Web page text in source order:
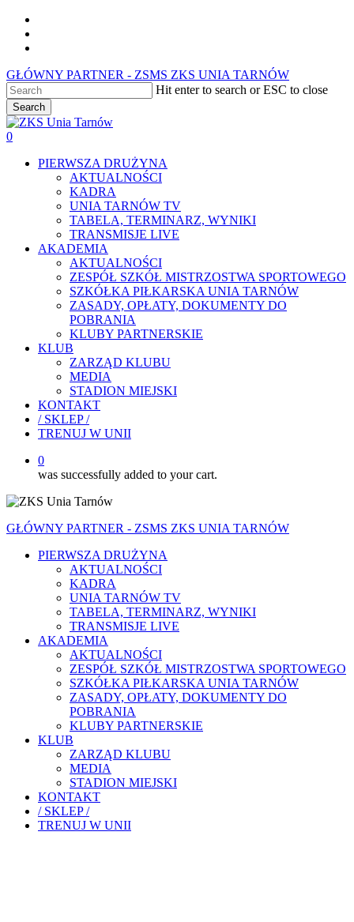
Skip
main
GŁÓWNY PARTNER - ZSMS ZKS UNIA TARNÓW
Hit enter to search or ESC to close
Search
Close
Search
0
PIERWSZA DRUŻYNA
AKTUALNOŚCI
KADRA
UNIA TARNÓW TV
TABELA, TERMINARZ, WYNIKI
TRANSMISJE LIVE
AKADEMIA
AKTUALNOŚCI
ZESPÓŁ SZKÓŁ MISTRZOSTWA SPORTOWEGO
SZKÓŁKA PIŁKARSKA UNIA TARNÓW
ZASADY, OPŁATY, DOKUMENTY DO
POBRANIA
KLUBY PARTNERSKIE
KLUB
ZARZĄD KLUBU
MEDIA
STADION MIEJSKI
KONTAKT
/ SKLEP /
TRENUJ W UNII
0
was successfully added to your cart.
GŁÓWNY PARTNER - ZSMS ZKS UNIA TARNÓW
PIERWSZA DRUŻYNA
AKTUALNOŚCI
KADRA
UNIA TARNÓW TV
TABELA, TERMINARZ, WYNIKI
TRANSMISJE LIVE
AKADEMIA
AKTUALNOŚCI
ZESPÓŁ SZKÓŁ MISTRZOSTWA SPORTOWEGO
SZKÓŁKA PIŁKARSKA UNIA TARNÓW
ZASADY, OPŁATY, DOKUMENTY DO
POBRANIA
KLUBY PARTNERSKIE
KLUB
ZARZĄD KLUBU
MEDIA
STADION MIEJSKI
KONTAKT
/ SKLEP /
TRENUJ W UNII